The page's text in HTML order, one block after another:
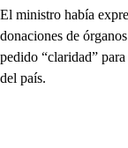
El ministro había
donaciones de
pedido “claridad”
del país.